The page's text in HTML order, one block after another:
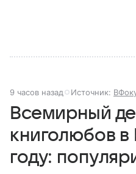
9 часов назад Источник:
Всемирный
книголюбов в
году: